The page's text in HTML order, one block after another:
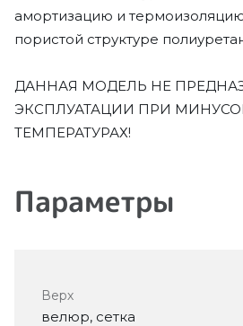
амортизацию и
пористой структуре
ДАННАЯ МОДЕЛЬ НЕ
ЭКСПЛУАТАЦИИ ПРИ
ТЕМПЕРАТУРАХ!
Параметры
Верх
велюр, сетка